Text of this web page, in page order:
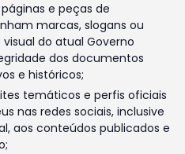
e peças de
marcas, slogans ou
do atual Governo
dos documentos
e históricos;
temáticos e perfis oficiais
nas redes sociais, inclusive
aos conteúdos publicados e